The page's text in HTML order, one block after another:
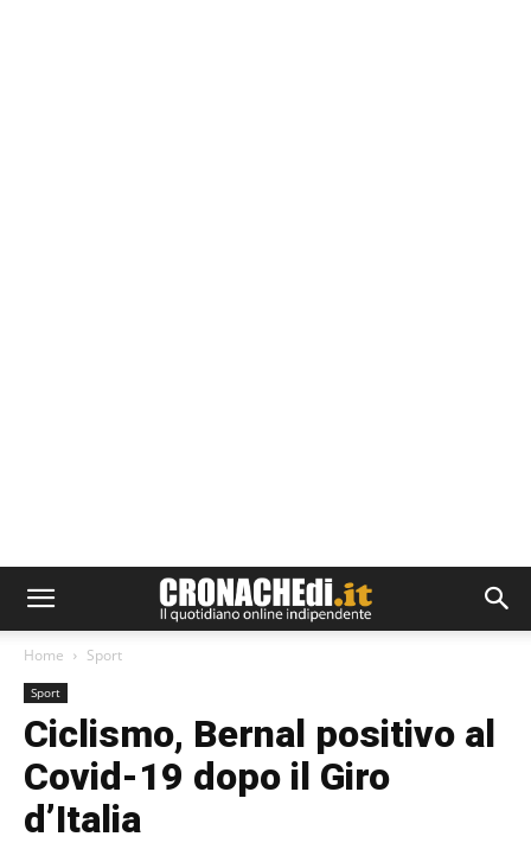
Home Sport
Sport
Ciclismo, Bernal positivo al
Covid-19 dopo il Giro
d’Italia